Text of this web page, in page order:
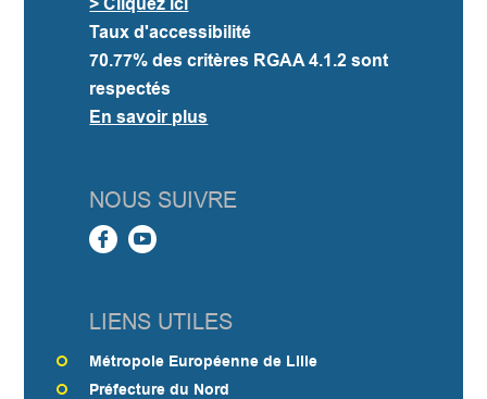
> Cliquez ici
Taux d'accessibilité
70.77% des critères RGAA 4.1.2 sont
respectés
En savoir plus
NOUS SUIVRE
LIENS UTILES
Métropole Européenne de Lille
Préfecture du Nord